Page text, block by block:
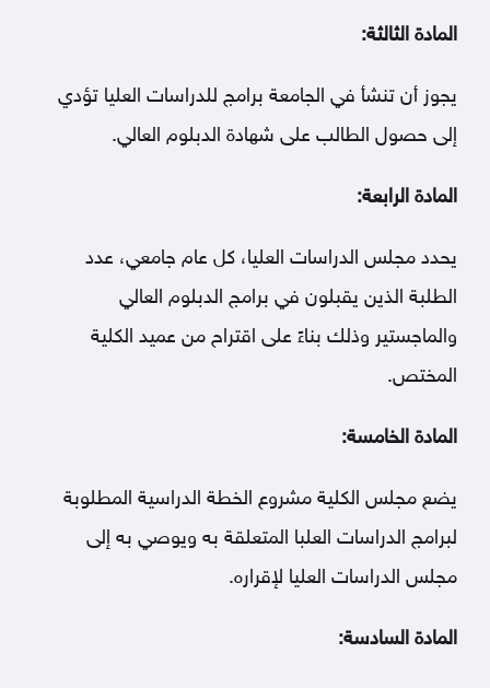
المادة الثالثة:
يجوز أن تنشأ في الجامعة برامج للدراسات العليا تؤدي
إلى حصول الطالب على شهادة الدبلوم العالي.
المادة الرابعة:
يحدد مجلس الدراسات العليا، كل عام جامعي، عدد
الطلبة الذين يقبلون في برامج الدبلوم العالي
والماجستير وذلك بناءً على اقتراح من عميد الكلية
المختص.
المادة الخامسة:
يضع مجلس الكلية مشروع الخطة الدراسية المطلوبة
لبرامج الدراسات العلبا المتعلقة به ويوصي به إلى
مجلس الدراسات العليا لإقراره.
المادة السادسة: